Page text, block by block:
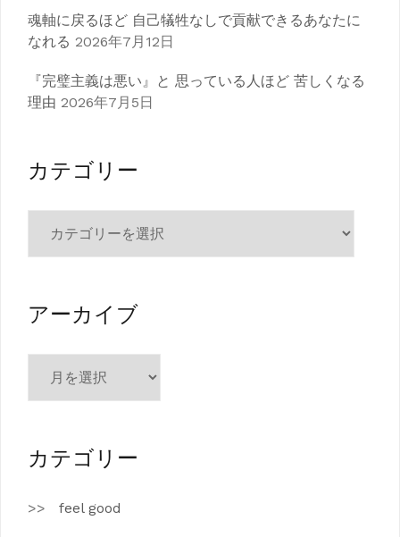
魂軸に戻るほど 自己犠牲なしで貢献できるあなたに
なれる 2026年7月12日
『完璧主義は悪い』と 思っている人ほど 苦しくなる
理由 2026年7月5日
カテゴリー
ゴ
ー
アーカイブ
カ
ブ
カテゴリー
feel good